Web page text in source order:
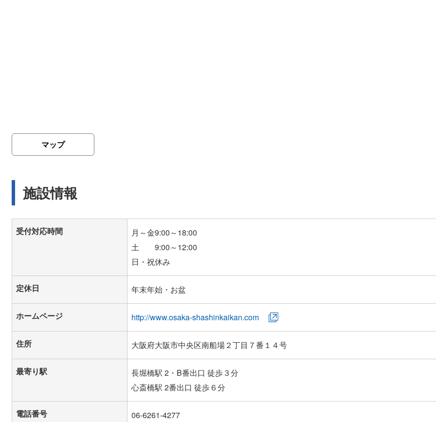
マップ
施設情報
受付対応時間
月～金9:00～18:00
土 9:00～12:00
定休日
ホームページ http://www.osaka-shashinkaikan.com
住所 大阪府大阪市中央区南船場２丁目７番１４号
最寄り駅
長堀橋駅 2・B番出口 徒歩３分
心斎橋駅 2番出口 徒歩６分
電話番号 06-6261-4277